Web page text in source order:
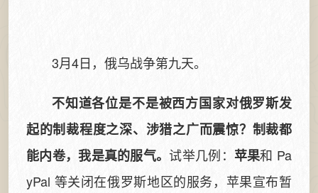
3月4日，俄乌战争第九天。
不知道各位是不是被西方国家对俄罗斯发
起的制裁程度之深、涉猎之广而震惊？制裁都
能内卷，我是真的服气。 试举几例： 苹果和 Pa
yPal 等关闭在俄罗斯地区的服务，苹果宣布暂